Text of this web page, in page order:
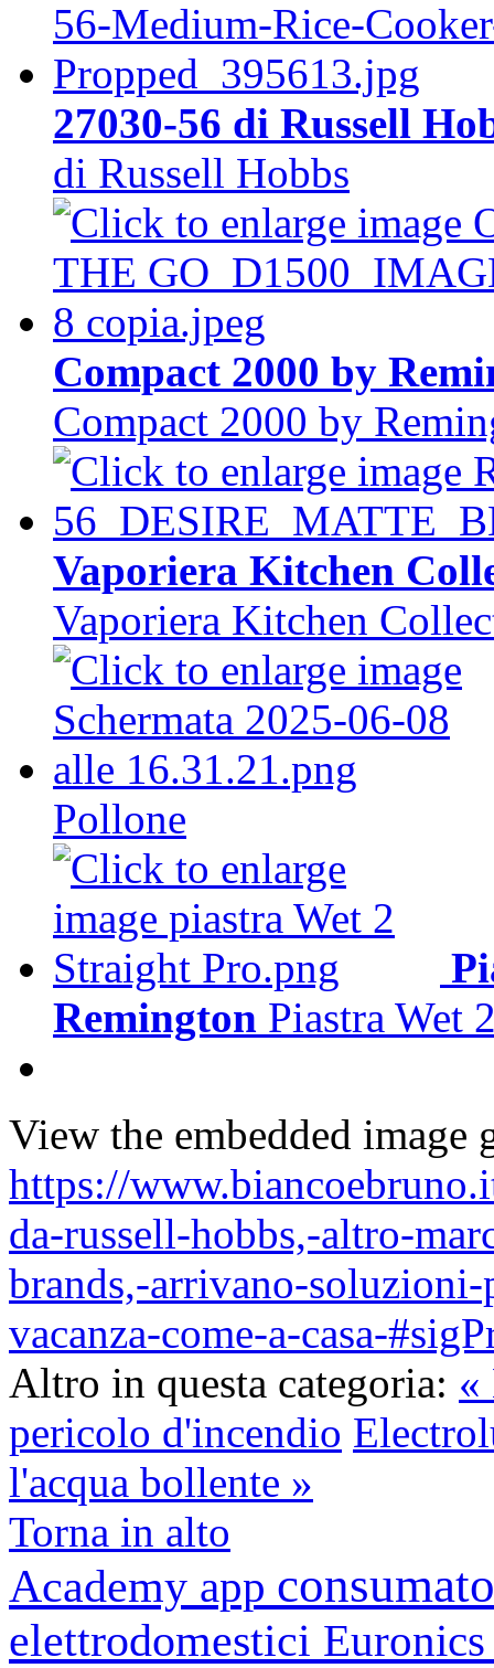
27030-56 di Russell
di Russell Hobbs
Compact 2000 by
Compact 2000 by
Vaporiera Kitchen
Vaporiera Kitchen
Pollone
Remington Piastra Wet
View the embedded image
https://
da-russell-hobbs,-altro-
brands,-arrivano-
vacanza-come-a-casa-
Altro in questa categoria: «
pericolo d'incendio
l'acqua bollente »
Torna in alto
Academy app
elettrodomestici